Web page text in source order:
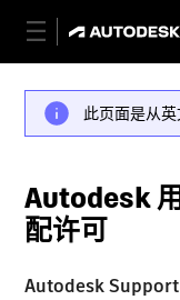
此页面是从英
Autodesk
配许可
Autodesk Support